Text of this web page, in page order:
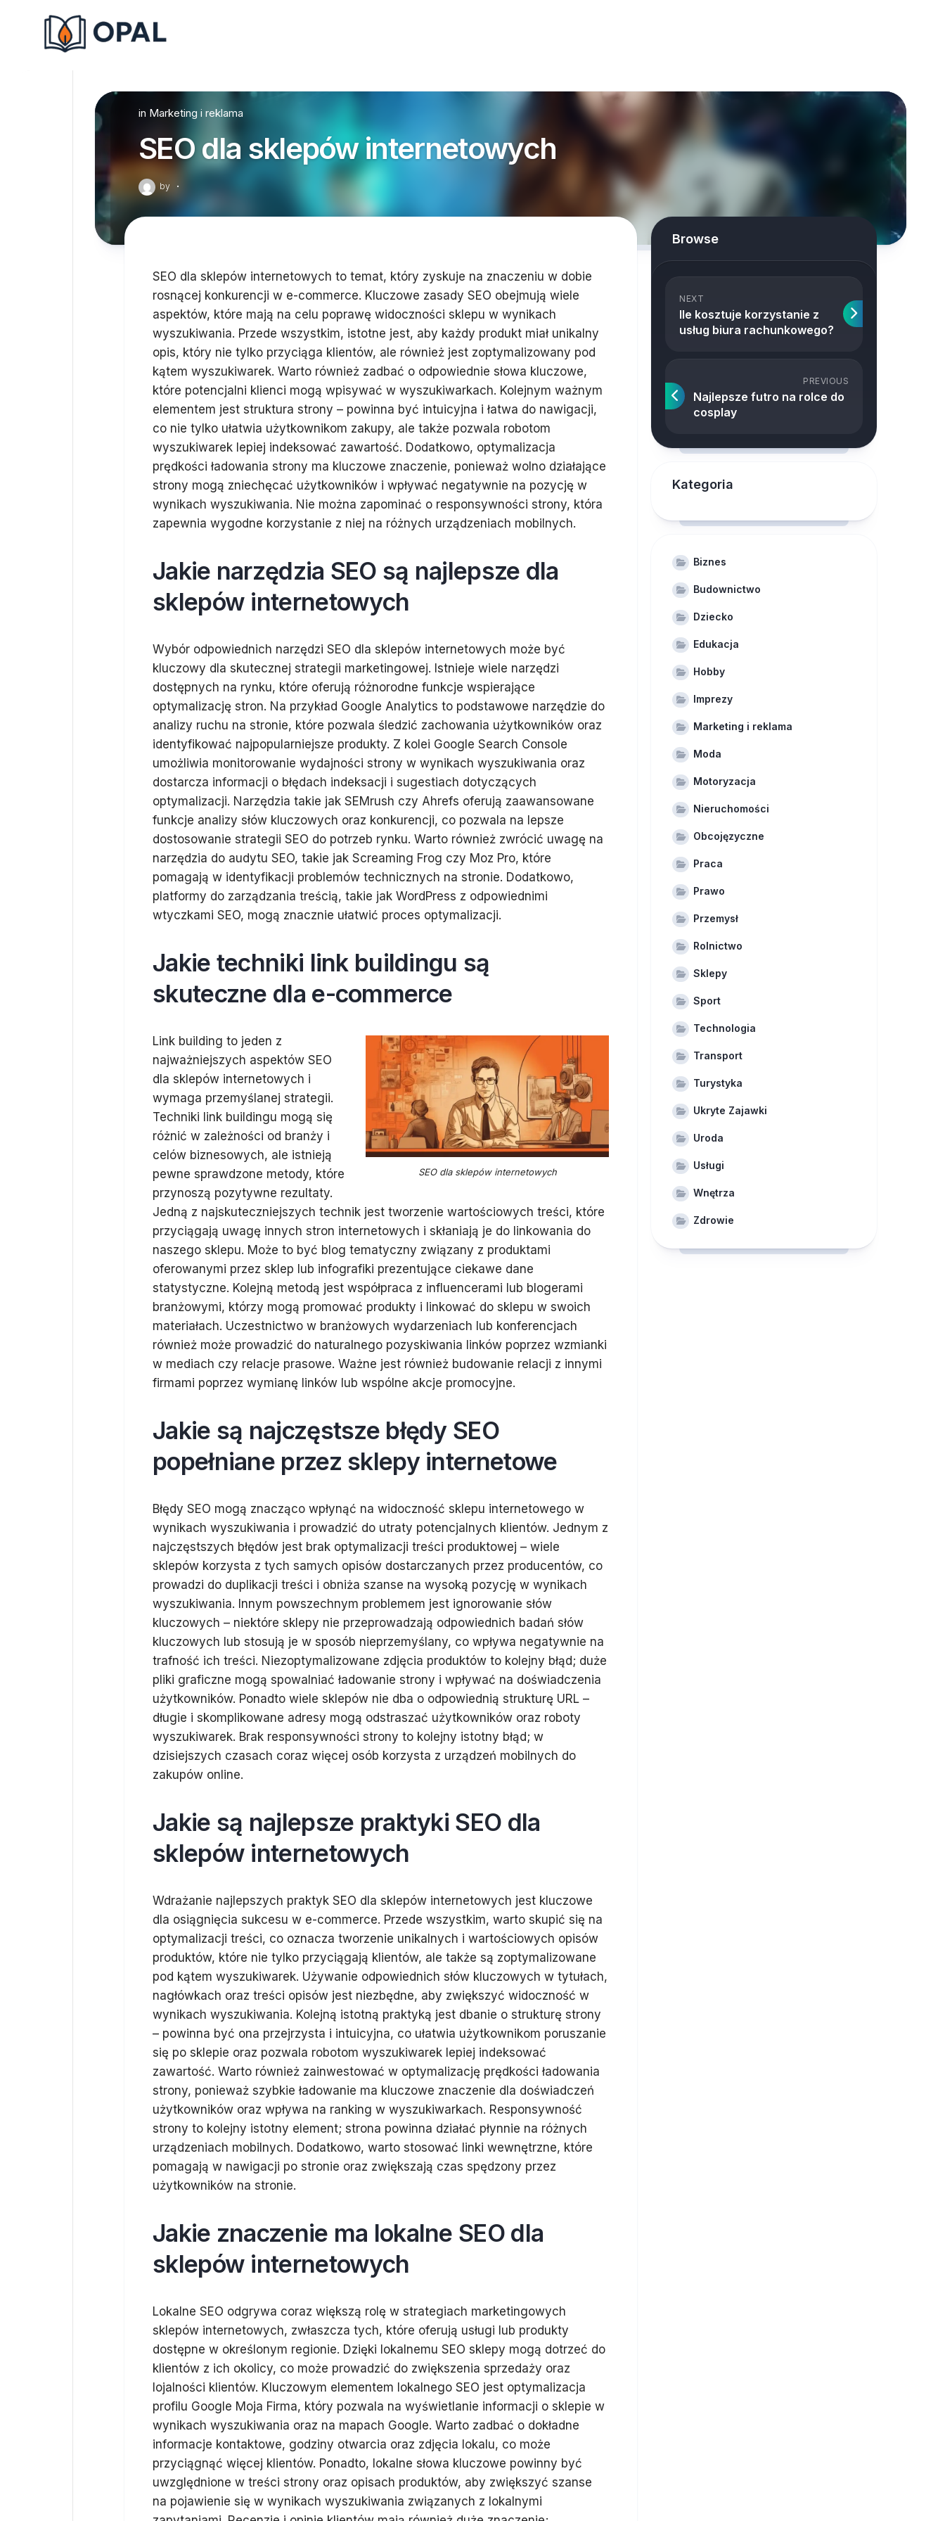
in Marketing i reklama
SEO dla sklepów internetowych
by ·
SEO dla sklepów internetowych to temat, który zyskuje na znaczeniu w dobie
rosnącej konkurencji w e-commerce. Kluczowe zasady SEO obejmują wiele
aspektów, które mają na celu poprawę widoczności sklepu w wynikach
wyszukiwania. Przede wszystkim, istotne jest, aby każdy produkt miał unikalny
opis, który nie tylko przyciąga klientów, ale również jest zoptymalizowany pod
kątem wyszukiwarek. Warto również zadbać o odpowiednie słowa kluczowe,
które potencjalni klienci mogą wpisywać w wyszukiwarkach. Kolejnym ważnym
elementem jest struktura strony – powinna być intuicyjna i łatwa do nawigacji,
co nie tylko ułatwia użytkownikom zakupy, ale także pozwala robotom
wyszukiwarek lepiej indeksować zawartość. Dodatkowo, optymalizacja
prędkości ładowania strony ma kluczowe znaczenie, ponieważ wolno działające
strony mogą zniechęcać użytkowników i wpływać negatywnie na pozycję w
wynikach wyszukiwania. Nie można zapominać o responsywności strony, która
zapewnia wygodne korzystanie z niej na różnych urządzeniach mobilnych.
Jakie narzędzia SEO są najlepsze dla
sklepów internetowych
Wybór odpowiednich narzędzi SEO dla sklepów internetowych może być
kluczowy dla skutecznej strategii marketingowej. Istnieje wiele narzędzi
dostępnych na rynku, które oferują różnorodne funkcje wspierające
optymalizację stron. Na przykład Google Analytics to podstawowe narzędzie do
analizy ruchu na stronie, które pozwala śledzić zachowania użytkowników oraz
identyfikować najpopularniejsze produkty. Z kolei Google Search Console
umożliwia monitorowanie wydajności strony w wynikach wyszukiwania oraz
dostarcza informacji o błędach indeksacji i sugestiach dotyczących
optymalizacji. Narzędzia takie jak SEMrush czy Ahrefs oferują zaawansowane
funkcje analizy słów kluczowych oraz konkurencji, co pozwala na lepsze
dostosowanie strategii SEO do potrzeb rynku. Warto również zwrócić uwagę na
narzędzia do audytu SEO, takie jak Screaming Frog czy Moz Pro, które
pomagają w identyfikacji problemów technicznych na stronie. Dodatkowo,
platformy do zarządzania treścią, takie jak WordPress z odpowiednimi
wtyczkami SEO, mogą znacznie ułatwić proces optymalizacji.
Jakie techniki link buildingu są
skuteczne dla e-commerce
SEO dla sklepów internetowych
Link building to jeden z
najważniejszych aspektów SEO
dla sklepów internetowych i
wymaga przemyślanej strategii.
Techniki link buildingu mogą się
różnić w zależności od branży i
celów biznesowych, ale istnieją
pewne sprawdzone metody, które
przynoszą pozytywne rezultaty.
Jedną z najskuteczniejszych technik jest tworzenie wartościowych treści, które
przyciągają uwagę innych stron internetowych i skłaniają je do linkowania do
naszego sklepu. Może to być blog tematyczny związany z produktami
oferowanymi przez sklep lub infografiki prezentujące ciekawe dane
statystyczne. Kolejną metodą jest współpraca z influencerami lub blogerami
branżowymi, którzy mogą promować produkty i linkować do sklepu w swoich
materiałach. Uczestnictwo w branżowych wydarzeniach lub konferencjach
również może prowadzić do naturalnego pozyskiwania linków poprzez wzmianki
w mediach czy relacje prasowe. Ważne jest również budowanie relacji z innymi
firmami poprzez wymianę linków lub wspólne akcje promocyjne.
Jakie są najczęstsze błędy SEO
popełniane przez sklepy internetowe
Błędy SEO mogą znacząco wpłynąć na widoczność sklepu internetowego w
wynikach wyszukiwania i prowadzić do utraty potencjalnych klientów. Jednym z
najczęstszych błędów jest brak optymalizacji treści produktowej – wiele
sklepów korzysta z tych samych opisów dostarczanych przez producentów, co
prowadzi do duplikacji treści i obniża szanse na wysoką pozycję w wynikach
wyszukiwania. Innym powszechnym problemem jest ignorowanie słów
kluczowych – niektóre sklepy nie przeprowadzają odpowiednich badań słów
kluczowych lub stosują je w sposób nieprzemyślany, co wpływa negatywnie na
trafność ich treści. Niezoptymalizowane zdjęcia produktów to kolejny błąd; duże
pliki graficzne mogą spowalniać ładowanie strony i wpływać na doświadczenia
użytkowników. Ponadto wiele sklepów nie dba o odpowiednią strukturę URL –
długie i skomplikowane adresy mogą odstraszać użytkowników oraz roboty
wyszukiwarek. Brak responsywności strony to kolejny istotny błąd; w
dzisiejszych czasach coraz więcej osób korzysta z urządzeń mobilnych do
zakupów online.
Jakie są najlepsze praktyki SEO dla
sklepów internetowych
Wdrażanie najlepszych praktyk SEO dla sklepów internetowych jest kluczowe
dla osiągnięcia sukcesu w e-commerce. Przede wszystkim, warto skupić się na
optymalizacji treści, co oznacza tworzenie unikalnych i wartościowych opisów
produktów, które nie tylko przyciągają klientów, ale także są zoptymalizowane
pod kątem wyszukiwarek. Używanie odpowiednich słów kluczowych w tytułach,
nagłówkach oraz treści opisów jest niezbędne, aby zwiększyć widoczność w
wynikach wyszukiwania. Kolejną istotną praktyką jest dbanie o strukturę strony
– powinna być ona przejrzysta i intuicyjna, co ułatwia użytkownikom poruszanie
się po sklepie oraz pozwala robotom wyszukiwarek lepiej indeksować
zawartość. Warto również zainwestować w optymalizację prędkości ładowania
strony, ponieważ szybkie ładowanie ma kluczowe znaczenie dla doświadczeń
użytkowników oraz wpływa na ranking w wyszukiwarkach. Responsywność
strony to kolejny istotny element; strona powinna działać płynnie na różnych
urządzeniach mobilnych. Dodatkowo, warto stosować linki wewnętrzne, które
pomagają w nawigacji po stronie oraz zwiększają czas spędzony przez
użytkowników na stronie.
Jakie znaczenie ma lokalne SEO dla
sklepów internetowych
Lokalne SEO odgrywa coraz większą rolę w strategiach marketingowych
sklepów internetowych, zwłaszcza tych, które oferują usługi lub produkty
dostępne w określonym regionie. Dzięki lokalnemu SEO sklepy mogą dotrzeć do
klientów z ich okolicy, co może prowadzić do zwiększenia sprzedaży oraz
lojalności klientów. Kluczowym elementem lokalnego SEO jest optymalizacja
profilu Google Moja Firma, który pozwala na wyświetlanie informacji o sklepie w
wynikach wyszukiwania oraz na mapach Google. Warto zadbać o dokładne
informacje kontaktowe, godziny otwarcia oraz zdjęcia lokalu, co może
przyciągnąć więcej klientów. Ponadto, lokalne słowa kluczowe powinny być
uwzględnione w treści strony oraz opisach produktów, aby zwiększyć szanse
na pojawienie się w wynikach wyszukiwania związanych z lokalnymi
Browse
NEXT
Ile kosztuje korzystanie z
usług biura rachunkowego?
PREVIOUS
Najlepsze futro na rolce do
cosplay
Kategoria
Biznes
Budownictwo
Dziecko
Edukacja
Hobby
Imprezy
Marketing i reklama
Moda
Motoryzacja
Nieruchomości
Obcojęzyczne
Praca
Prawo
Przemysł
Rolnictwo
Sklepy
Sport
Technologia
Transport
Turystyka
Ukryte Zajawki
Uroda
Usługi
Wnętrza
Zdrowie